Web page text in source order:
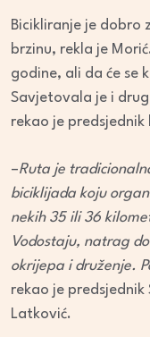
Bicikliranje je dobro
brzinu, rekla je
godine, ali da će se
Savjetovala je i
rekao je
–Ruta je
biciklijada koju
nekih 35 ili 36
Vodostaju, natrag
okrijepa i druženje.
rekao je predsjednik
Latković.